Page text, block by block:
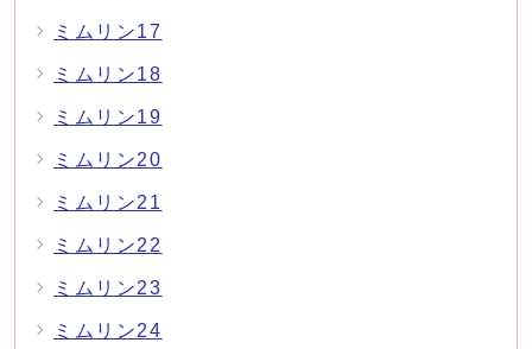
ミムリン17
ミムリン18
ミムリン19
ミムリン20
ミムリン21
ミムリン22
ミムリン23
ミムリン24